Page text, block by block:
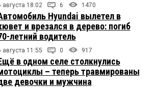
августа 18:02 6 1470
Hyundai вылетел в
и врезался в дерево: погиб
летний водитель
августа 11:55 0 917
в одном селе столкнулись
– теперь травмированы
девочки и мужчина